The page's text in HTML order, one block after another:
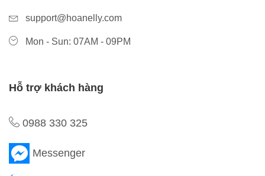
support@hoanelly.com
Mon - Sun: 07AM - 09PM
Hỗ trợ khách hàng
0988 330 325
Messenger